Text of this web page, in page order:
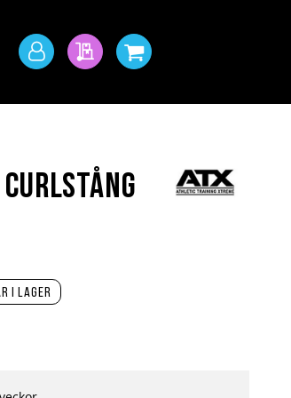
Mitt
Min offertMin kundvagn
i lager